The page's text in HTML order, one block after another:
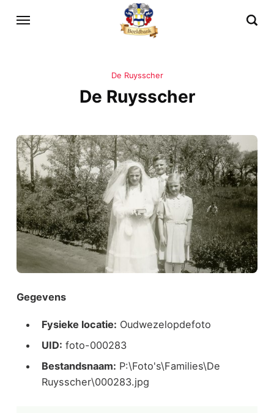
De Ruysscher
De Ruysscher
Gegevens
Fysieke locatie: Oudwezelopdefoto
UID: foto-000283
Bestandsnaam: P:\Foto's\Families\De
Ruysscher\000283.jpg